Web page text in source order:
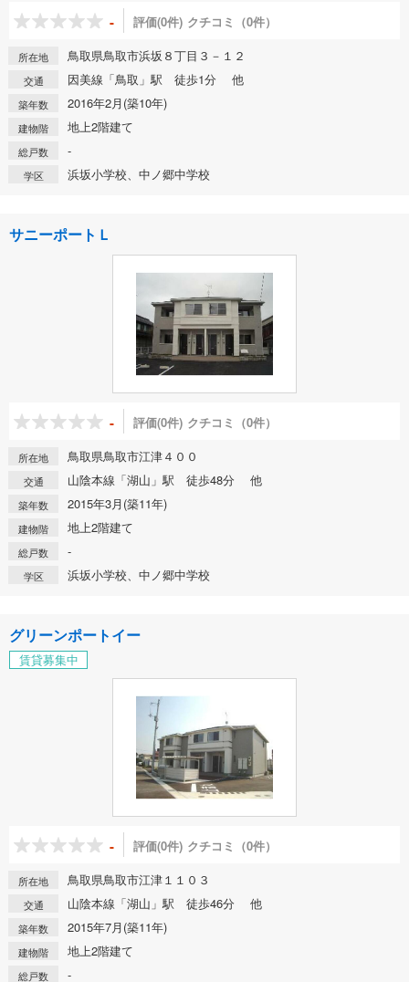
- 評価(0件) クチコミ（0件）
所在地 鳥取県鳥取市浜坂８丁目３－１２
交通 因美線「鳥取」駅 徒歩1分 他
築年数 2016年2月(築10年)
建物階 地上2階建て
総戸数 -
学区 浜坂小学校、中ノ郷中学校
サニーポートＬ
- 評価(0件) クチコミ（0件）
所在地 鳥取県鳥取市江津４００
交通 山陰本線「湖山」駅 徒歩48分 他
築年数 2015年3月(築11年)
建物階 地上2階建て
総戸数 -
学区 浜坂小学校、中ノ郷中学校
グリーンポートイー
賃貸募集中
- 評価(0件) クチコミ（0件）
所在地 鳥取県鳥取市江津１１０３
交通 山陰本線「湖山」駅 徒歩46分 他
築年数 2015年7月(築11年)
建物階 地上2階建て
総戸数 -